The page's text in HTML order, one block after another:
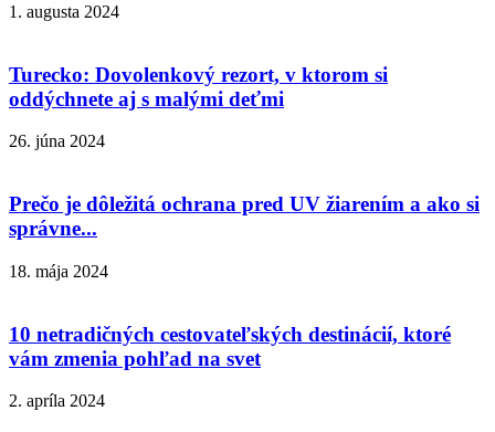
1. augusta 2024
Turecko: Dovolenkový rezort, v ktorom si
oddýchnete aj s malými deťmi
26. júna 2024
Prečo je dôležitá ochrana pred UV žiarením a ako si
správne...
18. mája 2024
10 netradičných cestovateľských destinácií, ktoré
vám zmenia pohľad na svet
2. apríla 2024